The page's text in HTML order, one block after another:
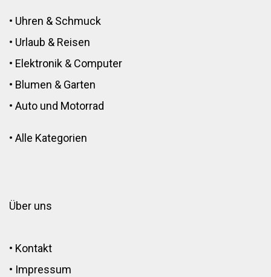
• Uhren & Schmuck
• Urlaub & Reisen
• Elektronik & Computer
• Blumen & Garten
• Auto und Motorrad
• Alle Kategorien
Über uns
• Kontakt
• Impressum